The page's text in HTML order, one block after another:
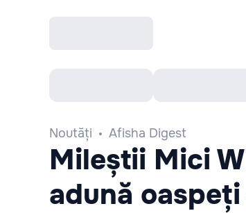
Noutăți Afisha Digest
Mileștii Mici
adună